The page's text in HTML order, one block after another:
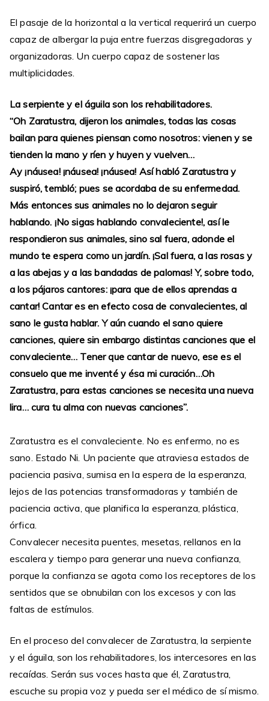
El pasaje de la horizontal a la vertical requerirá un cuerpo
capaz de albergar la puja entre fuerzas disgregadoras y
organizadoras. Un cuerpo capaz de sostener las
multiplicidades.
La serpiente y el águila son los rehabilitadores.
“Oh Zaratustra, dijeron los animales, todas las cosas
bailan para quienes piensan como nosotros: vienen y se
tienden la mano y ríen y huyen y vuelven…
Ay ¡náusea! ¡náusea! ¡náusea! Así habló Zaratustra y
suspiró, tembló; pues se acordaba de su enfermedad.
Más entonces sus animales no lo dejaron seguir
hablando. ¡No sigas hablando convaleciente!, así le
respondieron sus animales, sino sal fuera, adonde el
mundo te espera como un jardín. ¡Sal fuera, a las rosas y
a las abejas y a las bandadas de palomas! Y, sobre todo,
a los pájaros cantores: ¡para que de ellos aprendas a
cantar! Cantar es en efecto cosa de convalecientes, al
sano le gusta hablar. Y aún cuando el sano quiere
canciones, quiere sin embargo distintas canciones que el
convaleciente… Tener que cantar de nuevo, ese es el
consuelo que me inventé y ésa mi curación…Oh
Zaratustra, para estas canciones se necesita una nueva
lira… cura tu alma con nuevas canciones”.
Zaratustra es el convaleciente. No es enfermo, no es
sano. Estado Ni. Un paciente que atraviesa estados de
paciencia pasiva, sumisa en la espera de la esperanza,
lejos de las potencias transformadoras y también de
paciencia activa, que planifica la esperanza, plástica,
órfica.
Convalecer necesita puentes, mesetas, rellanos en la
escalera y tiempo para generar una nueva confianza,
porque la confianza se agota como los receptores de los
sentidos que se obnubilan con los excesos y con las
faltas de estímulos.
En el proceso del convalecer de Zaratustra, la serpiente
y el águila, son los rehabilitadores, los intercesores en las
recaídas. Serán sus voces hasta que él, Zaratustra,
escuche su propia voz y pueda ser el médico de sí mismo.